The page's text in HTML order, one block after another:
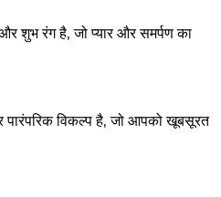
शुभ रंग है, जो प्यार और समर्पण का
विकल्प है, जो आपको खूबसूरत